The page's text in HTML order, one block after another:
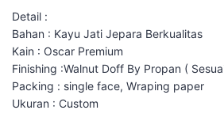
Detail :
Bahan : Kayu Jati Jepara Berkualitas
Kain : Oscar Premium
Finishing :Walnut Doff By Propan (
Packing : single face, Wraping paper
Ukuran : Custom